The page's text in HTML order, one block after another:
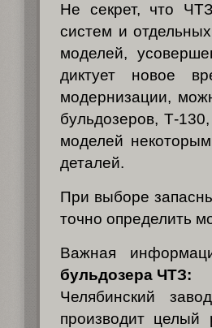
Не секрет, что
систем и
моделей,
диктует новое
модернизации,
бульдозеров, Т-
моделей
деталей.
При выборе
точно определить
Важная
бульдозера ЧТЗ:
Челябинский
производит